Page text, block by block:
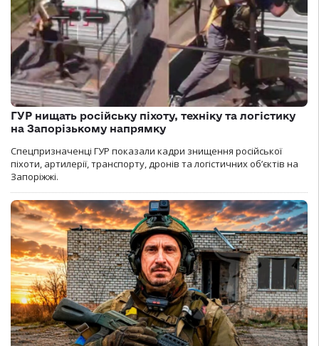
ГУР нищать російську піхоту, техніку та логістику
на Запорізькому напрямку
Спецпризначенці ГУР показали кадри знищення російської
піхоти, артилерії, транспорту, дронів та логістичних об’єктів на
Запоріжжі.